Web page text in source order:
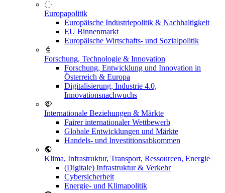
Europapolitik
Europäische Industriepolitik & Nachhaltigkeit
EU Binnenmarkt
Europäische Wirtschafts- und Sozialpolitik
Forschung, Technologie & Innovation
Forschung, Entwicklung und Innovation in
Österreich & Europa
Digitalisierung, Industrie 4.0,
Innovationsnachwuchs
Internationale Beziehungen & Märkte
Fairer internationaler Wettbewerb
Globale Entwicklungen und Märkte
Handels- und Investitionsabkommen
Klima, Infrastruktur, Transport, Ressourcen, Energie
(Digitale) Infrastruktur & Verkehr
Cybersicherheit
Energie- und Klimapolitik